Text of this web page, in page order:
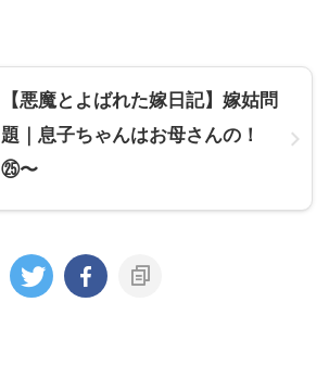
【悪魔とよばれた嫁日記】嫁姑問
題｜息子ちゃんはお母さんの！
㉕〜